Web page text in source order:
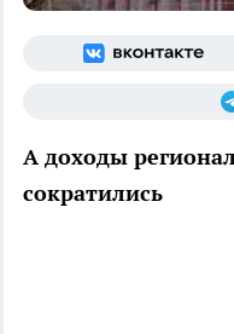
А доходы
сократились